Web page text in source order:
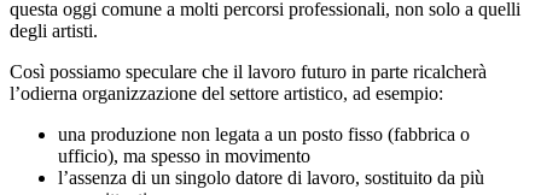
questa oggi comune a molti percorsi professionali, non solo a quelli
degli artisti.
Così possiamo speculare che il lavoro futuro in parte ricalcherà
l’odierna organizzazione del settore artistico, ad esempio:
una produzione non legata a un posto fisso (fabbrica o
ufficio), ma spesso in movimento
l’assenza di un singolo datore di lavoro, sostituito da più